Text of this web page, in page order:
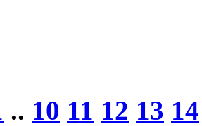
.. 10 11 12 13 14